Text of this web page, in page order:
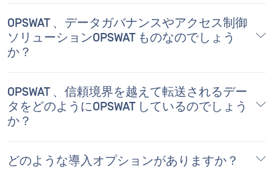
OPSWAT 、データガバナンスやアクセス制御
ソリューションOPSWAT ものなのでしょう
か？
OPSWAT 、信頼境界を越えて転送されるデー
タをどのようにOPSWAT しているのでしょう
か？
どのような導入オプションがありますか？